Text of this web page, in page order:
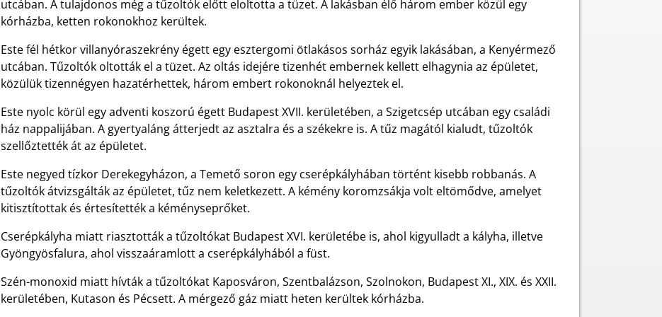
utcában. A tulajdonos még a tűzoltók előtt eloltotta a tüzet. A lakásban élő három ember közül egy
kórházba, ketten rokonokhoz kerültek.
Este fél hétkor villanyóraszekrény égett egy esztergomi ötlakásos sorház egyik lakásában, a Kenyérmező
utcában. Tűzoltók oltották el a tüzet. Az oltás idejére tizenhét embernek kellett elhagynia az épületet,
közülük tizennégyen hazatérhettek, három embert rokonoknál helyeztek el.
Este nyolc körül egy adventi koszorú égett Budapest XVII. kerületében, a Szigetcsép utcában egy családi
ház nappalijában. A gyertyaláng átterjedt az asztalra és a székekre is. A tűz magától kialudt, tűzoltók
szellőztették át az épületet.
Este negyed tízkor Derekegyházon, a Temető soron egy cserépkályhában történt kisebb robbanás. A
tűzoltók átvizsgálták az épületet, tűz nem keletkezett. A kémény koromzsákja volt eltömődve, amelyet
kitisztítottak és értesítették a kéményseprőket.
Cserépkályha miatt riasztották a tűzoltókat Budapest XVI. kerületébe is, ahol kigyulladt a kályha, illetve
Gyöngyösfalura, ahol visszaáramlott a cserépkályhából a füst.
Szén-monoxid miatt hívták a tűzoltókat Kaposváron, Szentbalázson, Szolnokon, Budapest XI., XIX. és XXII.
kerületében, Kutason és Pécsett. A mérgező gáz miatt heten kerültek kórházba.